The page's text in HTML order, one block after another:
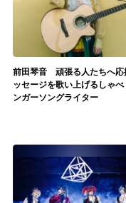
前田琴音 頑張る人たちへ応
ッセージを歌い上げるしゃ
ンガーソングライター